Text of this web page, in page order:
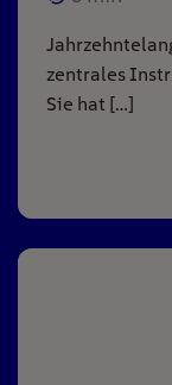
zentrales
Sie hat […]